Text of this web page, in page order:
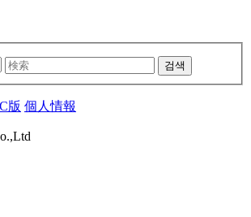
검색
版 個人情報